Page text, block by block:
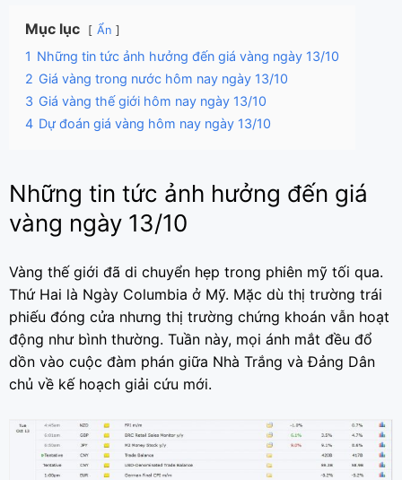
Mục lục Ẩn
1 Những tin tức ảnh hưởng đến giá vàng ngày 13/10
2 Giá vàng trong nước hôm nay ngày 13/10
3 Giá vàng thế giới hôm nay ngày 13/10
4 Dự đoán giá vàng hôm nay ngày 13/10
Những tin tức ảnh hưởng đến giá
vàng ngày 13/10
Vàng thế giới đã di chuyển hẹp trong phiên mỹ tối qua.
Thứ Hai là Ngày Columbia ở Mỹ. Mặc dù thị trường trái
phiếu đóng cửa nhưng thị trường chứng khoán vẫn hoạt
động như bình thường. Tuần này, mọi ánh mắt đều đổ
dồn vào cuộc đàm phán giữa Nhà Trắng và Đảng Dân
chủ về kế hoạch giải cứu mới.